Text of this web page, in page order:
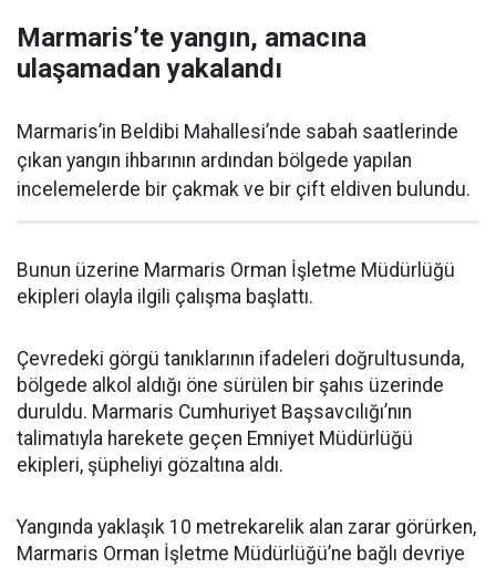
Marmaris’te yangın, amacına
ulaşamadan yakalandı
Marmaris’in Beldibi Mahallesi’nde sabah saatlerinde
çıkan yangın ihbarının ardından bölgede yapılan
incelemelerde bir çakmak ve bir çift eldiven bulundu.
Bunun üzerine Marmaris Orman İşletme Müdürlüğü
ekipleri olayla ilgili çalışma başlattı.
Çevredeki görgü tanıklarının ifadeleri doğrultusunda,
bölgede alkol aldığı öne sürülen bir şahıs üzerinde
duruldu. Marmaris Cumhuriyet Başsavcılığı’nın
talimatıyla harekete geçen Emniyet Müdürlüğü
ekipleri, şüpheliyi gözaltına aldı.
Yangında yaklaşık 10 metrekarelik alan zarar görürken,
Marmaris Orman İşletme Müdürlüğü’ne bağlı devriye